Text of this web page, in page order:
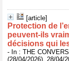
[article]
Protection de
peuvent‑ils
décisions qui
- In : THE
(28/04/2026), 28/04/